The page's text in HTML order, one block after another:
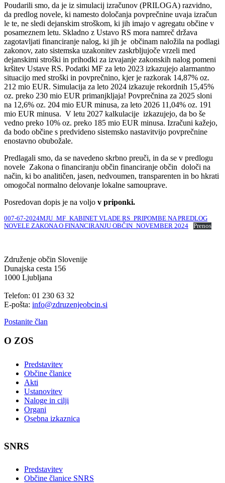
Poudarili smo, da je iz simulacij izračunov (PRILOGA) razvidno,
da predlog novele, ki namesto določanja povprečnine uvaja izračun
le te, ne sledi dejanskim stroškom, ki jih imajo v agregatu občine v
posameznem letu. Skladno z Ustavo RS mora namreč država
zagotavljati financiranje nalog, ki jih je občinam naložila na podlagi
zakonov, zato sistemska uzakonitev zaskrbljujoče vrzeli med
dejanskimi stroški in prihodki za izvajanje zakonskih nalog pomeni
kršitev Ustave RS. Podatki MF za leto 2023 izkazujejo alarmantno
situacijo med stroški in povprečnino, kjer je razkorak 14,87% oz.
212 mio EUR. Simulacija za leto 2024 izkazuje rekordnih 15,45%
oz. preko 230 mio EUR primanjkljaja! Povprečnina za 2025 sloni
na 12,6% oz. 204 mio EUR minusa, za leto 2026 11,04% oz. 191
mio EUR minusa. V letu 2027 kalkulacije izkazujejo, da bo še
vedno preko 10% oz. preko 185 mio EUR minusa. Izračuni kažejo,
da bodo občine s predvideno sistemsko nastavitvijo povprečnine
enostavno obubožale.
Predlagali smo, da se navedeno skrbno preuči, in da se v predlogu
novele Zakona o financiranju občin financiranje občin določi na
način, ki bo analitičen, jasen, nedvoumen, transparenten in bo hkrati
omogočal normalno delovanje lokalne samouprave.
Posredovan dopis je na voljo v priponki.
007-67-2024MJU_MF_KABINET VLADE RS_PRIPOMBE NA PREDLOG
NOVELE ZAKONA O FINANCIRANJU OBČIN_NOVEMBER 2024
Prenos
Združenje občin Slovenije
Dunajska cesta 156
1000 Ljubljana
Telefon: 01 230 63 32
E-pošta: info@zdruzenjeobcin.si
Postanite član
O ZOS
Predstavitev
Občine članice
Akti
Ustanovitev
Naloge in cilji
Organi
Osebna izkaznica
SNRS
Predstavitev
Občine članice SNRS